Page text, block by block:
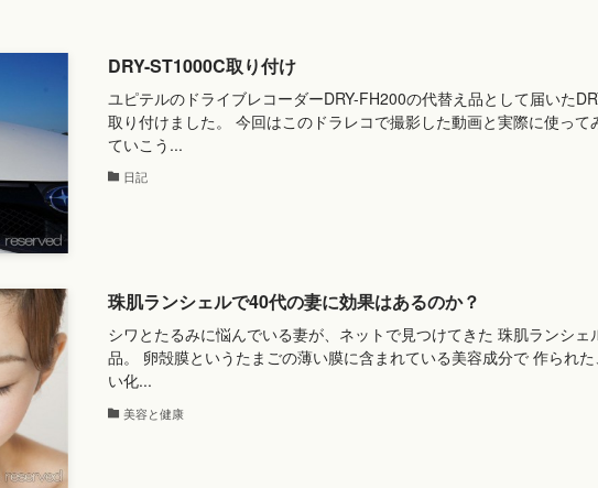
DRY-ST1000C取り付け
ユピテルのドライブレコーダーDRY-FH200の代替え品として届いた
取り付けました。 今回はこのドラレコで撮影した動画と実際に使って
ていこう...
日記
珠肌ランシェルで40代の妻に効果はあるのか？
シワとたるみに悩んでいる妻が、ネットで見つけてきた 珠肌ランシェ
品。 卵殻膜というたまごの薄い膜に含まれている美容成分で 作られ
い化...
美容と健康